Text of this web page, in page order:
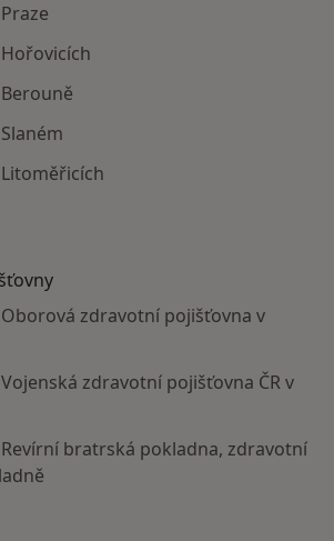
zdravotní pojišťovna v
zdravotní pojišťovna ČR v
bratrská pokladna, zdravotní